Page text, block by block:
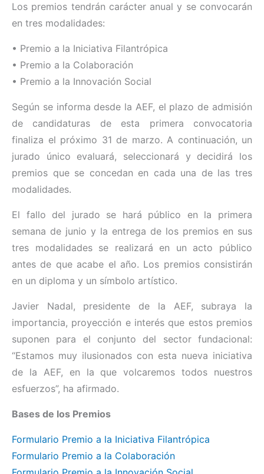
Los premios tendrán carácter anual y se convocarán
en tres modalidades:
• Premio a la Iniciativa Filantrópica
• Premio a la Colaboración
• Premio a la Innovación Social
Según se informa desde la AEF, el plazo de admisión
de candidaturas de esta primera convocatoria
finaliza el próximo 31 de marzo. A continuación, un
jurado único evaluará, seleccionará y decidirá los
premios que se concedan en cada una de las tres
modalidades.
El fallo del jurado se hará público en la primera
semana de junio y la entrega de los premios en sus
tres modalidades se realizará en un acto público
antes de que acabe el año. Los premios consistirán
en un diploma y un símbolo artístico.
Javier Nadal, presidente de la AEF, subraya la
importancia, proyección e interés que estos premios
suponen para el conjunto del sector fundacional:
“Estamos muy ilusionados con esta nueva iniciativa
de la AEF, en la que volcaremos todos nuestros
esfuerzos”, ha afirmado.
Bases de los Premios
Formulario Premio a la Iniciativa Filantrópica
Formulario Premio a la Colaboración